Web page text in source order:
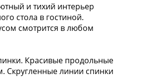
и тихий интерьер
стола в гостиной.
смотрится в любом
Красивые продольные
Скругленные линии спинки